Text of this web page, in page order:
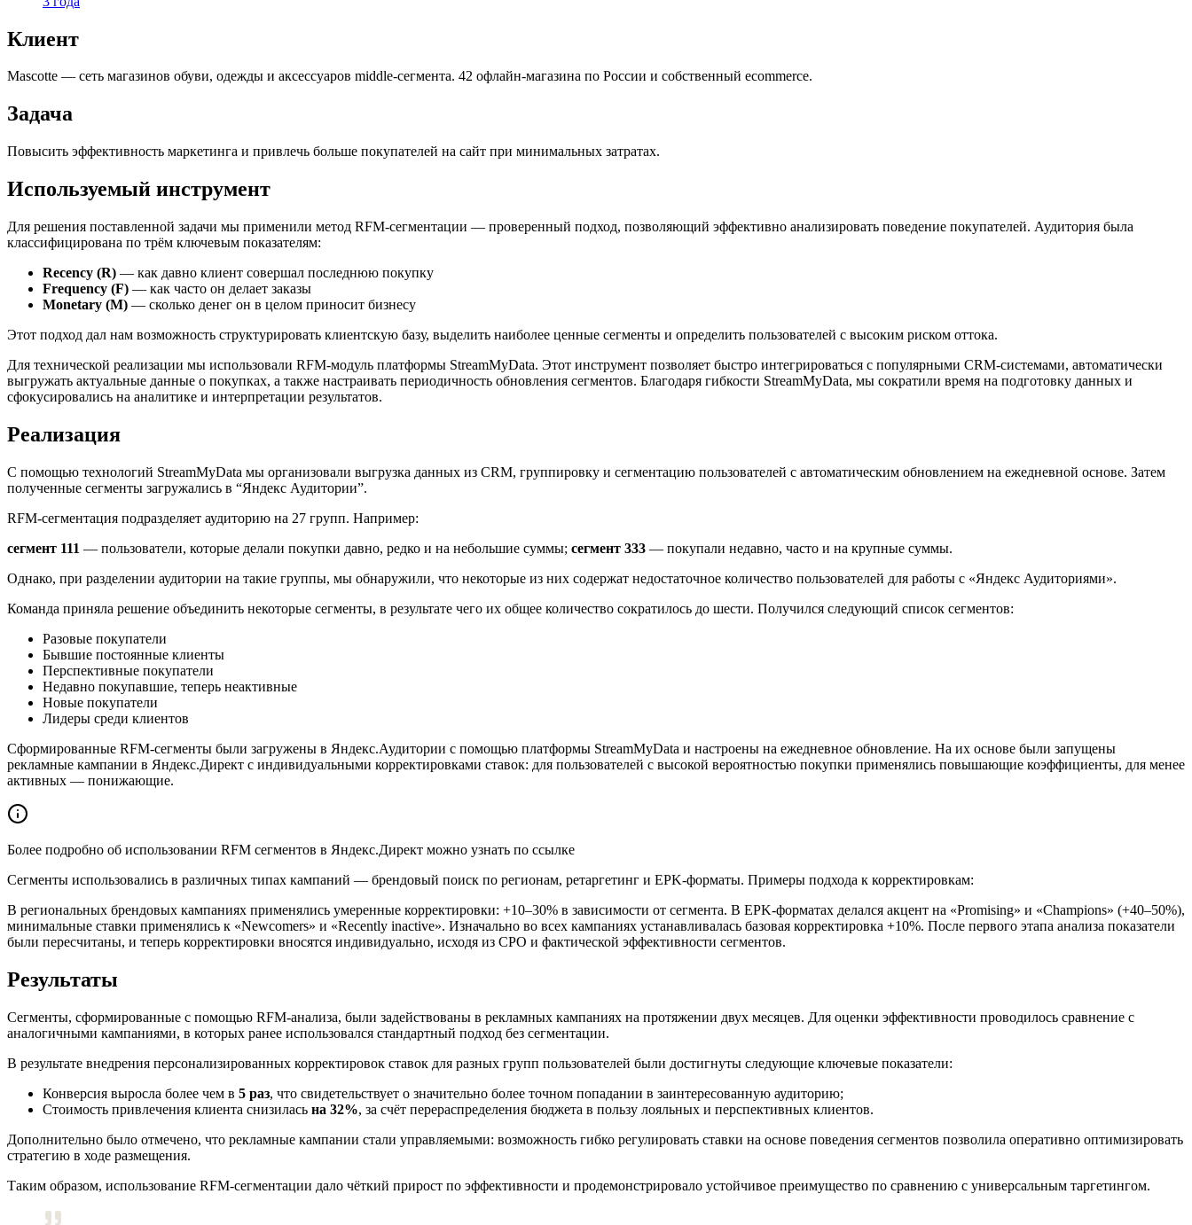
Клиент
Mascotte — сеть магазинов обуви, одежды и аксессуаров middle-сегмента. 42 офлайн-магазина по России и собственный ecommerce.
Задача
Повысить эффективность маркетинга и привлечь больше покупателей на сайт при минимальных затратах.
Используемый инструмент
Для решения поставленной задачи мы применили метод RFM-сегментации — проверенный подход, позволяющий эффективно анализировать поведение покупателей. Аудитория была
классифицирована по трём ключевым показателям:
Recency (R) — как давно клиент совершал последнюю покупку
Frequency (F) — как часто он делает заказы
Monetary (M) — сколько денег он в целом приносит бизнесу
Этот подход дал нам возможность структурировать клиентскую базу, выделить наиболее ценные сегменты и определить пользователей с высоким риском оттока.
Для технической реализации мы использовали RFM-модуль платформы StreamMyData. Этот инструмент позволяет быстро интегрироваться с популярными CRM-системами, автоматически
выгружать актуальные данные о покупках, а также настраивать периодичность обновления сегментов. Благодаря гибкости StreamMyData, мы сократили время на подготовку данных и
сфокусировались на аналитике и интерпретации результатов.
Реализация
С помощью технологий StreamMyData мы организовали выгрузка данных из CRM, группировку и сегментацию пользователей с автоматическим обновлением на ежедневной основе. Затем
полученные сегменты загружались в “Яндекс Аудитории”.
RFM-сегментация подразделяет аудиторию на 27 групп. Например:
сегмент 111 — пользователи, которые делали покупки давно, редко и на небольшие суммы; сегмент 333 — покупали недавно, часто и на крупные суммы.
Однако, при разделении аудитории на такие группы, мы обнаружили, что некоторые из них содержат недостаточное количество пользователей для работы с «Яндекс Аудиториями».
Команда приняла решение объединить некоторые сегменты, в результате чего их общее количество сократилось до шести. Получился следующий список сегментов:
Разовые покупатели
Бывшие постоянные клиенты
Перспективные покупатели
Недавно покупавшие, теперь неактивные
Новые покупатели
Лидеры среди клиентов
Сформированные RFM-сегменты были загружены в Яндекс.Аудитории с помощью платформы StreamMyData и настроены на ежедневное обновление. На их основе были запущены
рекламные кампании в Яндекс.Директ с индивидуальными корректировками ставок: для пользователей с высокой вероятностью покупки применялись повышающие коэффициенты, для менее
активных — понижающие.
Более подробно об использовании RFM сегментов в Яндекс.Директ можно узнать по ссылке
Сегменты использовались в различных типах кампаний — брендовый поиск по регионам, ретаргетинг и EPK-форматы. Примеры подхода к корректировкам:
В региональных брендовых кампаниях применялись умеренные корректировки: +10–30% в зависимости от сегмента. В EPK-форматах делался акцент на «Promising» и «Champions» (+40–50%),
минимальные ставки применялись к «Newcomers» и «Recently inactive». Изначально во всех кампаниях устанавливалась базовая корректировка +10%. После первого этапа анализа показатели
были пересчитаны, и теперь корректировки вносятся индивидуально, исходя из CPO и фактической эффективности сегментов.
Результаты
Сегменты, сформированные с помощью RFM-анализа, были задействованы в рекламных кампаниях на протяжении двух месяцев. Для оценки эффективности проводилось сравнение с
аналогичными кампаниями, в которых ранее использовался стандартный подход без сегментации.
В результате внедрения персонализированных корректировок ставок для разных групп пользователей были достигнуты следующие ключевые показатели:
Конверсия выросла более чем в 5 раз, что свидетельствует о значительно более точном попадании в заинтересованную аудиторию;
Стоимость привлечения клиента снизилась на 32%, за счёт перераспределения бюджета в пользу лояльных и перспективных клиентов.
Дополнительно было отмечено, что рекламные кампании стали управляемыми: возможность гибко регулировать ставки на основе поведения сегментов позволила оперативно оптимизировать
стратегию в ходе размещения.
Таким образом, использование RFM-сегментации дало чёткий прирост по эффективности и продемонстрировало устойчивое преимущество по сравнению с универсальным таргетингом.